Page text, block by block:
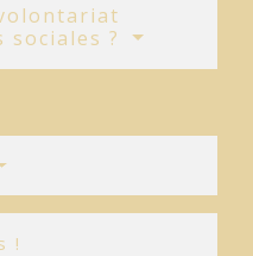
sociales ?
!